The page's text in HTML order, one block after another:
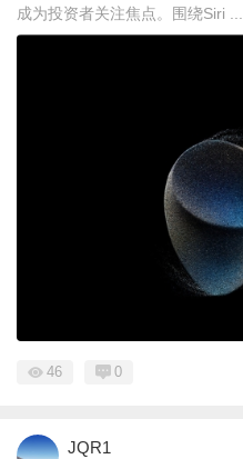
成为投资者关注焦点。围绕Siri ...
46 0
JQR1